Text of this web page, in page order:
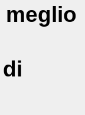
meglio